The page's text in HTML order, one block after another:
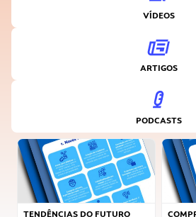
VÍDEOS
ARTIGOS
PODCASTS
TENDÊNCIAS DO FUTURO